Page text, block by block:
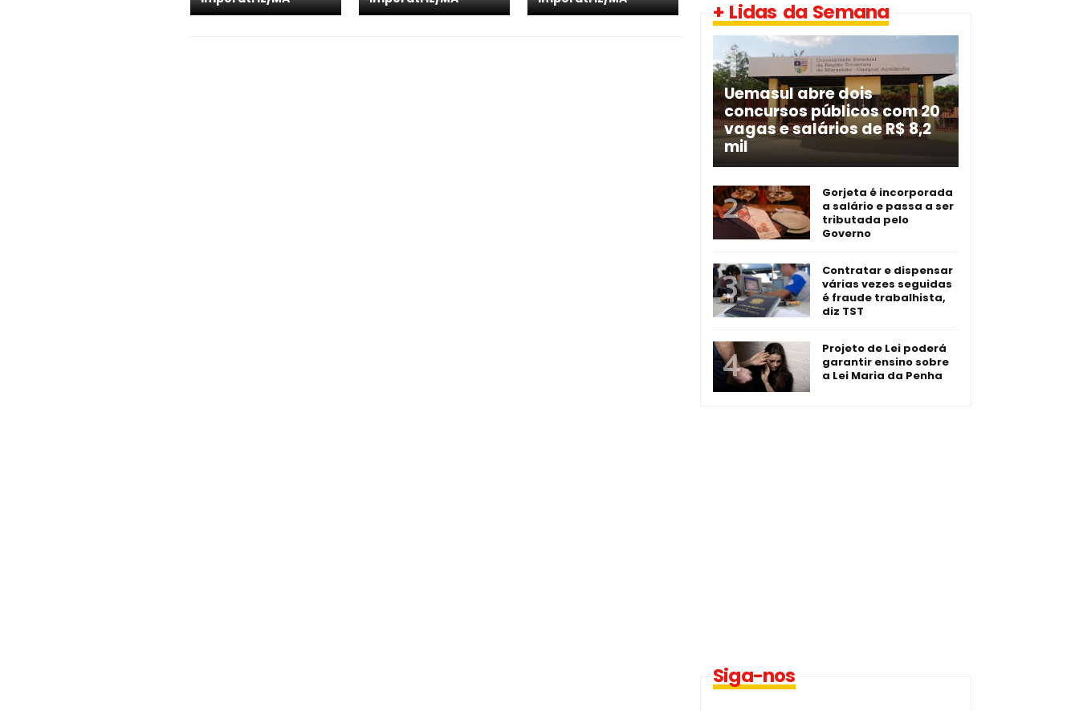
+ Lidas da Semana
Uemasul abre dois
concursos públicos com 20
vagas e salários de R$ 8,2
mil
Gorjeta é incorporada
a salário e passa a ser
tributada pelo
Governo
Contratar e dispensar
várias vezes seguidas
é fraude trabalhista,
diz TST
Projeto de Lei poderá
garantir ensino sobre
a Lei Maria da Penha
Siga-nos